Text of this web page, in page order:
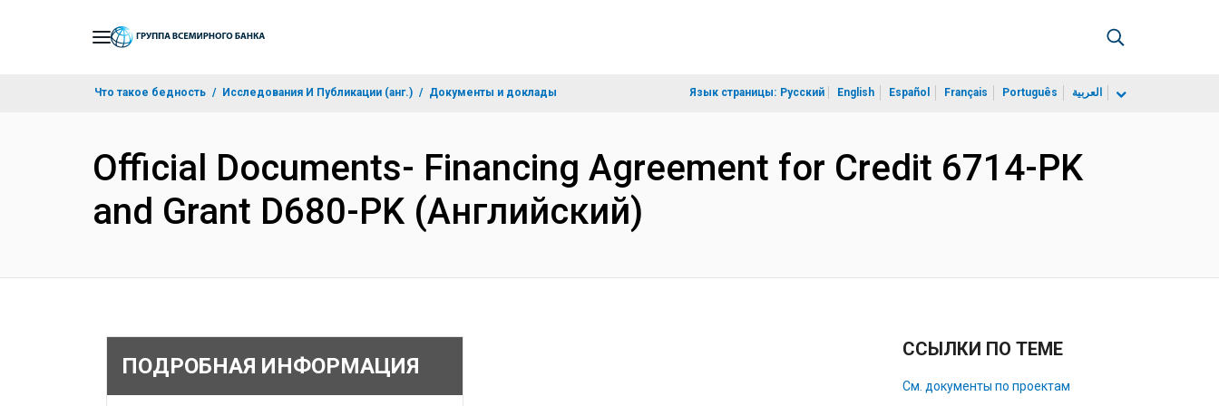
Что такое бедность Исследования И Публикации (анг.) Документы и доклады Язык страницы: Русский English Español Français Português العربية
Official Documents- Financing Agreement for Credit 6714-PK
and Grant D680-PK (Английский)
ПОДРОБНАЯ ИНФОРМАЦИЯ
ССЫЛКИ ПО ТЕМЕ
См. документы по проектам